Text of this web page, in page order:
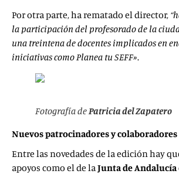
Por otra parte, ha rematado el director,
la participación del profesorado de la
una treintena de docentes implicados en
iniciativas como Planea tu SEFF».
Fotografía dePatricia del Zapatero
Nuevos patrocinadores y colaboradores
Entre las novedades de la edición hay
apoyos como el de laJunta de Andalucía